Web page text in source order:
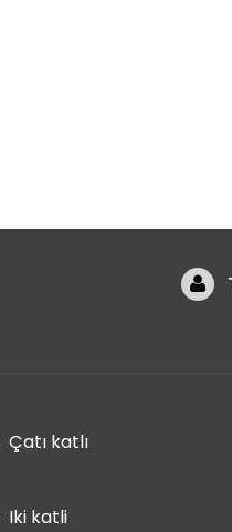
Çatı katlı
ürün
Iki katli